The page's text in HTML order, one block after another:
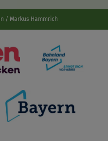
/ Markus Hammrich